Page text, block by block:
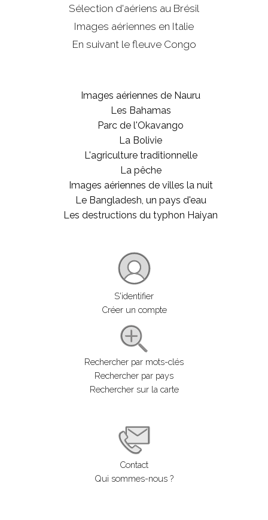
Sélection d'aériens au Brésil
Images aériennes en Italie
En suivant le fleuve Congo
Images aériennes de Nauru
Les Bahamas
Parc de l'Okavango
La Bolivie
L'agriculture traditionnelle
La pêche
Images aériennes de villes la nuit
Le Bangladesh, un pays d'eau
Les destructions du typhon Haiyan
S'identifier
Créer un compte
Rechercher par mots-clés
Rechercher par pays
Rechercher sur la carte
Contact
Qui sommes-nous ?